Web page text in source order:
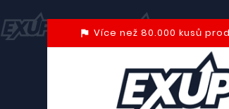
assistant_photo Více než 80.000 kusů